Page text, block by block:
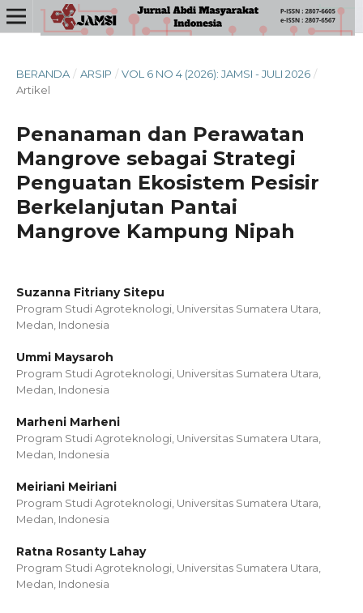
BERANDA / ARSIP / VOL 6 NO 4 (2026): JAMSI - JULI 2026 /
Artikel
Penanaman dan Perawatan
Mangrove sebagai Strategi
Penguatan Ekosistem Pesisir
Berkelanjutan Pantai
Mangrove Kampung Nipah
Suzanna Fitriany Sitepu
Program Studi Agroteknologi, Universitas Sumatera Utara,
Medan, Indonesia
Ummi Maysaroh
Program Studi Agroteknologi, Universitas Sumatera Utara,
Medan, Indonesia
Marheni Marheni
Program Studi Agroteknologi, Universitas Sumatera Utara,
Medan, Indonesia
Meiriani Meiriani
Program Studi Agroteknologi, Universitas Sumatera Utara,
Medan, Indonesia
Ratna Rosanty Lahay
Program Studi Agroteknologi, Universitas Sumatera Utara,
Medan, Indonesia